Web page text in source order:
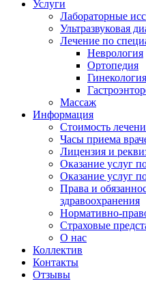
Услуги
Лабораторные
Ультразвуковая
Лечение по
Неврология
Ортопедия
Гинекология
Массаж
Информация
Стоимость
Часы приема
Лицензия и
Оказание услуг
Оказание услуг
Права и
здравоохранения
Нормативно-
Страховые
О нас
Коллектив
Контакты
Отзывы